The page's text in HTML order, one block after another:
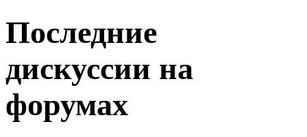
Последние
дискуссии на
форумах